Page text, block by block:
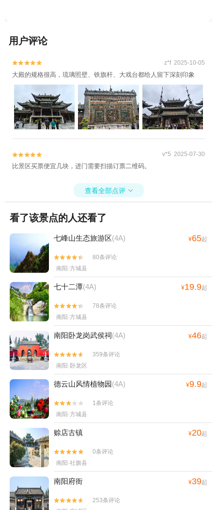
用户评论

 z*f 2025-10-05
大殿的规格很高，琉璃照壁、铁旗杆、大戏台都给人留下深刻印象

 v*5 2025-07-30
比景区买票便宜几块，进门需要扫描订票二维码。
查看全部点评 
看了该景点的人还看了
七峰山生态旅游区(4A) ¥65起


80条评论
南阳·方城县
七十二潭(4A) ¥19.9起


78条评论
南阳·方城县
南阳卧龙岗武侯祠(4A) ¥46起


359条评论
南阳·卧龙区
德云山风情植物园 (4A) ¥9.9起


1条评论
南阳·方城县
赊店古镇 ¥20起


0条评论
南阳·社旗县
南阳府衙 ¥39起


253条评论